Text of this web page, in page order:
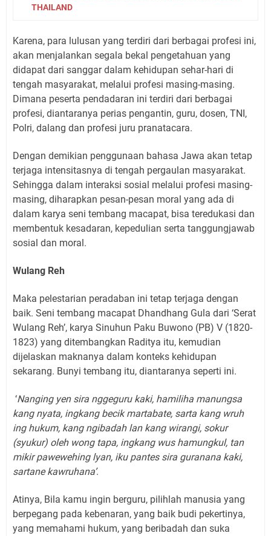
THAILAND
Karena, para lulusan yang terdiri dari berbagai profesi ini,
akan menjalankan segala bekal pengetahuan yang
didapat dari sanggar dalam kehidupan sehar-hari di
tengah masyarakat, melalui profesi masing-masing.
Dimana peserta pendadaran ini terdiri dari berbagai
profesi, diantaranya perias pengantin, guru, dosen, TNI,
Polri, dalang dan profesi juru pranatacara.
Dengan demikian penggunaan bahasa Jawa akan tetap
terjaga intensitasnya di tengah pergaulan masyarakat.
Sehingga dalam interaksi sosial melalui profesi masing-
masing, diharapkan pesan-pesan moral yang ada di
dalam karya seni tembang macapat, bisa teredukasi dan
membentuk kesadaran, kepedulian serta tanggungjawab
sosial dan moral.
Wulang Reh
Maka pelestarian peradaban ini tetap terjaga dengan
baik. Seni tembang macapat Dhandhang Gula dari ‘Serat
Wulang Reh’, karya Sinuhun Paku Buwono (PB) V (1820-
1823) yang ditembangkan Raditya itu, kemudian
dijelaskan maknanya dalam konteks kehidupan
sekarang. Bunyi tembang itu, diantaranya seperti ini.
‘Nanging yen sira nggeguru kaki, hamiliha manungsa
kang nyata, ingkang becik martabate, sarta kang wruh
ing hukum, kang ngibadah lan kang wirangi, sokur
(syukur) oleh wong tapa, ingkang wus hamungkul, tan
mikir pawewehing lyan, iku pantes sira guranana kaki,
sartane kawruhana’.
Atinya, Bila kamu ingin berguru, pilihlah manusia yang
berpegang pada kebenaran, yang baik budi pekertinya,
yang memahami hukum, yang beribadah dan suka